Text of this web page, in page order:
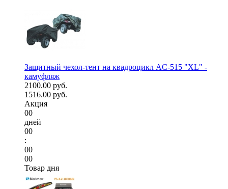
Защитный чехол-тент на квадроцикл AC-515 "XL" -
камуфляж
2100.00 руб.
1516.00 руб.
Акция
00
дней
00
:
00
00
Товар дня